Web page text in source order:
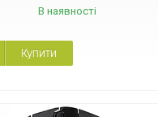
В наявності
Купити